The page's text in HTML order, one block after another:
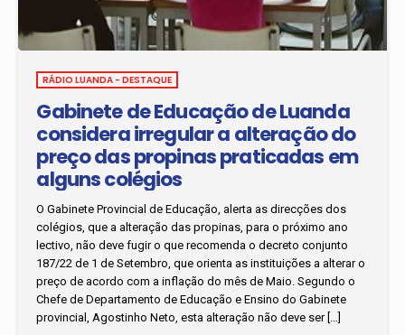
RÁDIO LUANDA - DESTAQUE
Gabinete de Educação de Luanda
considera irregular a alteração do
preço das propinas praticadas em
alguns colégios
O Gabinete Provincial de Educação, alerta as direcções dos
colégios, que a alteração das propinas, para o próximo ano
lectivo, não deve fugir o que recomenda o decreto conjunto
187/22 de 1 de Setembro, que orienta as instituições a alterar o
preço de acordo com a inflação do mês de Maio. Segundo o
Chefe de Departamento de Educação e Ensino do Gabinete
provincial, Agostinho Neto, esta alteração não deve ser […]